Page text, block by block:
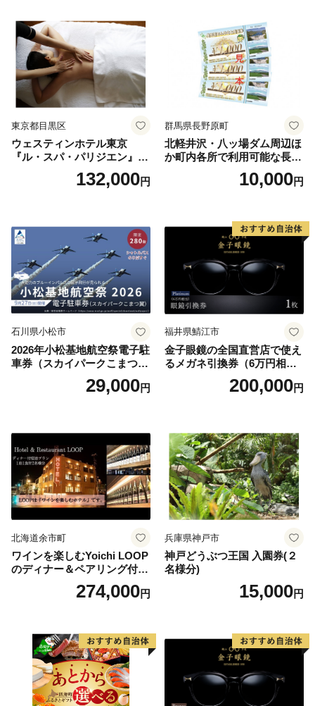
東京都目黒区
ウェスティンホテル東京
『ル・スパ・パリジエン』選
べるボディセラピー90分/1名
132,000円
群馬県長野原町
北軽井沢・八ッ場ダム周辺ほ
か町内各所で利用可能な長野
原町ふるさと感謝券（3,000
円分）【トラベル 観光 旅行
10,000円
石川県小松市
2026年小松基地航空祭電子駐
車券（スカイパークこまつ
翼） 駐車場 シャトルバスの
りばすぐ 石川県 小松市
29,000円
福井県鯖江市
金子眼鏡の全国直営店で使え
るメガネ引換券（6万円相
当） Platinum200,000円
北海道余市町
ワインを楽しむYoichi LOOP
のディナー＆ペアリング付宿
泊プラン＜デラックスツイン
274,000円
兵庫県神戸市
神戸どうぶつ王国 入園券(２
名様分)
15,000円